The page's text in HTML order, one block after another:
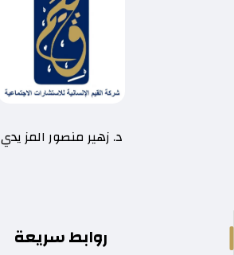
د. زهير منصور المز يدي
روابط سريعة